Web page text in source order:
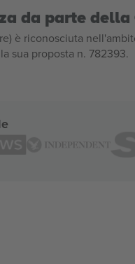
da parte
è riconosciuta
sua proposta n. 782393.